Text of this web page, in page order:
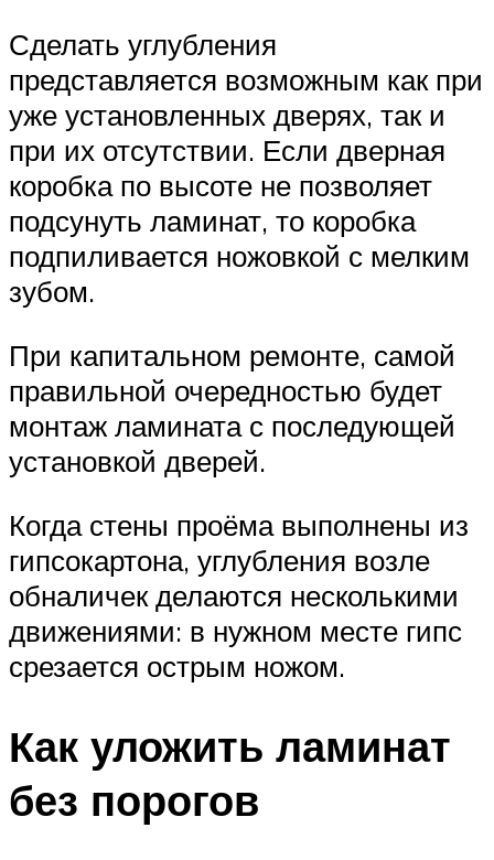
Сделать углубления
представляется возможным как при
уже установленных дверях, так и
при их отсутствии. Если дверная
коробка по высоте не позволяет
подсунуть ламинат, то коробка
подпиливается ножовкой с мелким
зубом.
При капитальном ремонте, самой
правильной очередностью будет
монтаж ламината с последующей
установкой дверей.
Когда стены проёма выполнены из
гипсокартона, углубления возле
обналичек делаются несколькими
движениями: в нужном месте гипс
срезается острым ножом.
Как уложить ламинат
без порогов